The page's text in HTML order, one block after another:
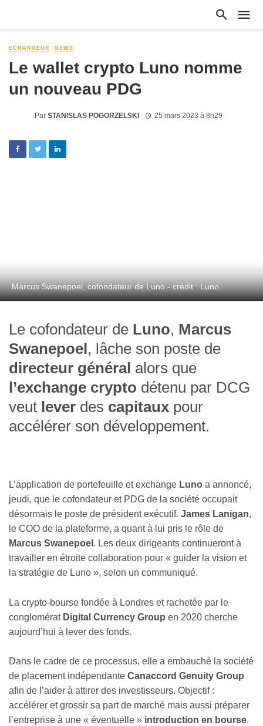
ECHANGEUR NEWS
Le wallet crypto Luno nomme
un nouveau PDG
Par STANISLAS POGORZELSKI 25 mars 2023 à 8h29
Marcus Swanepoel, cofondateur de Luno - crédit : Luno
Le cofondateur de Luno, Marcus
Swanepoel , lâche son poste de
directeur général alors que
l’exchange crypto détenu par DCG
veut lever des capitaux pour
accélérer son développement.
L’application de portefeuille et exchange Luno a annoncé,
jeudi, que le cofondateur et PDG de la société occupait
désormais le poste de président exécutif. James Lanigan,
le COO de la plateforme, a quant à lui pris le rôle de
Marcus Swanepoel . Les deux dirigeants continueront à
travailler en étroite collaboration pour « guider la vision et
la stratégie de Luno », selon un communiqué.
La crypto-bourse fondée à Londres et rachetée par le
conglomérat Digital Currency Group en 2020 cherche
aujourd’hui à lever des fonds.
Dans le cadre de ce processus, elle a embauché la société
de placement indépendante Canaccord Genuity Group
afin de l’aider à attirer des investisseurs. Objectif :
accélérer et grossir sa part de marché mais aussi préparer
l’entreprise à une « éventuelle » introduction en bourse.